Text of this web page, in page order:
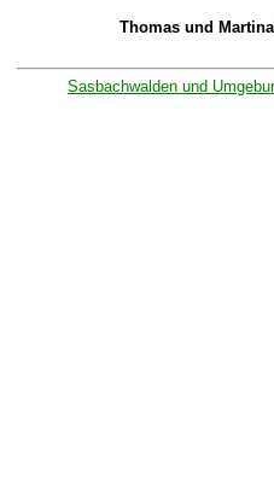
Thomas und
Sasbachwalden und